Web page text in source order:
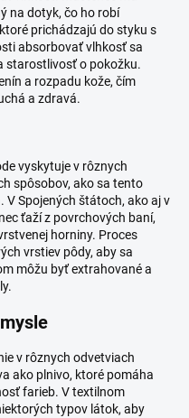
na dotyk, čo ho robí
prichádzajú do styku s
absorbovať vlhkosť sa
starostlivosť o pokožku.
a rozpadu kože, čím
a zdravá.
vyskytuje v rôznych
spôsobov, ako sa tento
V Spojených štátoch, ako aj v
ťaží z povrchových baní,
horniny. Proces
vrstiev pôdy, aby sa
môžu byť extrahované a
v rôznych odvetviach
ako plnivo, ktoré pomáha
farieb. V textilnom
typov látok, aby